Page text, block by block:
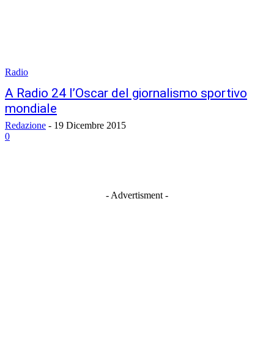
Radio
A Radio 24 l’Oscar del giornalismo sportivo
mondiale
Redazione - 19 Dicembre 2015
0
- Advertisment -